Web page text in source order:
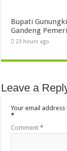
Bupati
Gandeng
23 hours ago
Leave a
Your email
*
Comment*